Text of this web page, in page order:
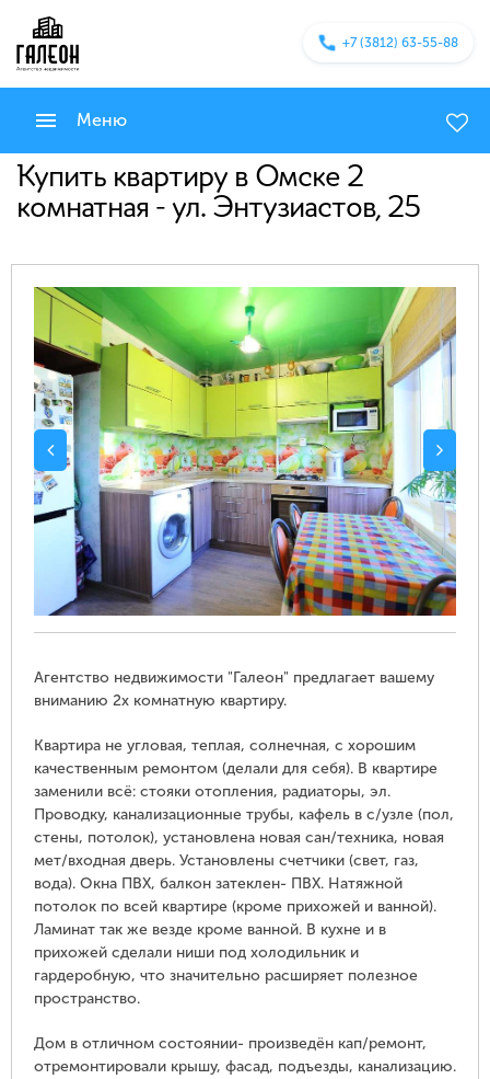
+7 (3812) 63-55-88
Меню
Купить квартиру в Омске 2
комнатная - ул. Энтузиастов, 25
Агентство недвижимости "Галеон" предлагает вашему
вниманию 2х комнатную квартиру.
Квартира не угловая, теплая, солнечная, с хорошим
качественным ремонтом (делали для себя). В квартире
заменили всё: стояки отопления, радиаторы, эл.
Проводку, канализационные трубы, кафель в с/узле (пол,
стены, потолок), установлена новая сан/техника, новая
мет/входная дверь. Установлены счетчики (свет, газ,
вода). Окна ПВХ, балкон затеклен- ПВХ. Натяжной
потолок по всей квартире (кроме прихожей и ванной).
Ламинат так же везде кроме ванной. В кухне и в
прихожей сделали ниши под холодильник и
гардеробную, что значительно расширяет полезное
пространство.
Дом в отличном состоянии- произведён кап/ремонт,
отремонтировали крышу, фасад, подъезды, канализацию.